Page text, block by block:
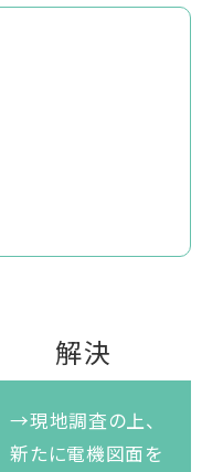
解決
→現地調査の上、
新たに電機図面を